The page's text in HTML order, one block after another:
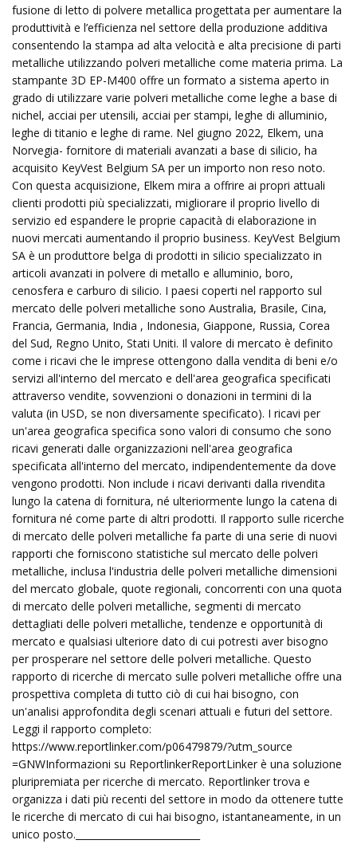
fusione di letto di polvere metallica progettata per aumentare la
produttività e l’efficienza nel settore della produzione additiva
consentendo la stampa ad alta velocità e alta precisione di parti
metalliche utilizzando polveri metalliche come materia prima. La
stampante 3D EP-M400 offre un formato a sistema aperto in
grado di utilizzare varie polveri metalliche come leghe a base di
nichel, acciai per utensili, acciai per stampi, leghe di alluminio,
leghe di titanio e leghe di rame. Nel giugno 2022, Elkem, una
Norvegia- fornitore di materiali avanzati a base di silicio, ha
acquisito KeyVest Belgium SA per un importo non reso noto.
Con questa acquisizione, Elkem mira a offrire ai propri attuali
clienti prodotti più specializzati, migliorare il proprio livello di
servizio ed espandere le proprie capacità di elaborazione in
nuovi mercati aumentando il proprio business. KeyVest Belgium
SA è un produttore belga di prodotti in silicio specializzato in
articoli avanzati in polvere di metallo e alluminio, boro,
cenosfera e carburo di silicio. I paesi coperti nel rapporto sul
mercato delle polveri metalliche sono Australia, Brasile, Cina,
Francia, Germania, India , Indonesia, Giappone, Russia, Corea
del Sud, Regno Unito, Stati Uniti. Il valore di mercato è definito
come i ricavi che le imprese ottengono dalla vendita di beni e/o
servizi all'interno del mercato e dell'area geografica specificati
attraverso vendite, sovvenzioni o donazioni in termini di la
valuta (in USD, se non diversamente specificato). I ricavi per
un'area geografica specifica sono valori di consumo che sono
ricavi generati dalle organizzazioni nell'area geografica
specificata all'interno del mercato, indipendentemente da dove
vengono prodotti. Non include i ricavi derivanti dalla rivendita
lungo la catena di fornitura, né ulteriormente lungo la catena di
fornitura né come parte di altri prodotti. Il rapporto sulle ricerche
di mercato delle polveri metalliche fa parte di una serie di nuovi
rapporti che forniscono statistiche sul mercato delle polveri
metalliche, inclusa l'industria delle polveri metalliche dimensioni
del mercato globale, quote regionali, concorrenti con una quota
di mercato delle polveri metalliche, segmenti di mercato
dettagliati delle polveri metalliche, tendenze e opportunità di
mercato e qualsiasi ulteriore dato di cui potresti aver bisogno
per prosperare nel settore delle polveri metalliche. Questo
rapporto di ricerche di mercato sulle polveri metalliche offre una
prospettiva completa di tutto ciò di cui hai bisogno, con
un'analisi approfondita degli scenari attuali e futuri del settore.
Leggi il rapporto completo:
https://www.reportlinker.com/p06479879/?utm_source
=GNWInformazioni su ReportlinkerReportLinker è una soluzione
pluripremiata per ricerche di mercato. Reportlinker trova e
organizza i dati più recenti del settore in modo da ottenere tutte
le ricerche di mercato di cui hai bisogno, istantaneamente, in un
unico posto.__________________________